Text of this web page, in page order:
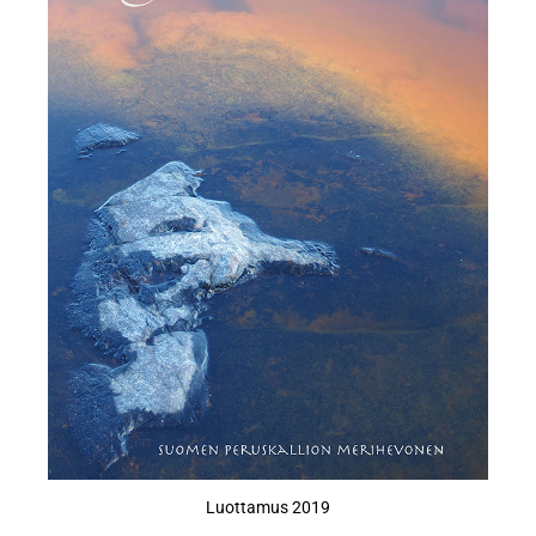
Luottamus 2019